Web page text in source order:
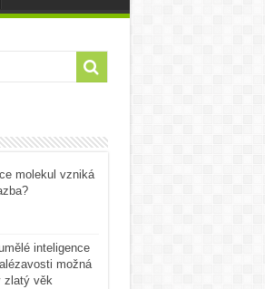
molekul vzniká
inteligence
možná
zlatý věk